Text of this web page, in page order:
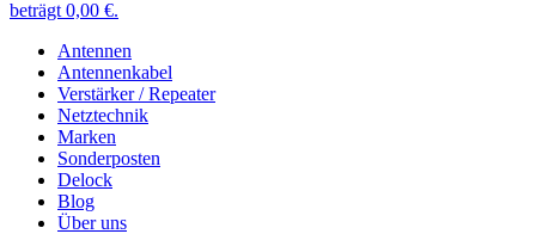
beträgt 0,00 €.
Antennen
Antennenkabel
Verstärker / Repeater
Netztechnik
Marken
Sonderposten
Delock
Blog
Über uns